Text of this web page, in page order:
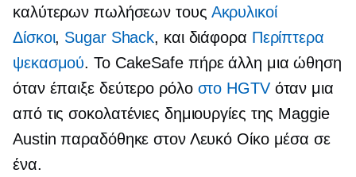
καλύτερων πωλήσεων τους Ακρυλικοί
Δίσκοι, Sugar Shack, και διάφορα Περίπτερα
ψεκασμού. Το CakeSafe πήρε άλλη μια ώθηση
όταν έπαιξε δεύτερο ρόλο στο HGTVόταν μια
από τις σοκολατένιες δημιουργίες της Maggie
Austin παραδόθηκε στον Λευκό Οίκο μέσα σε
ένα.